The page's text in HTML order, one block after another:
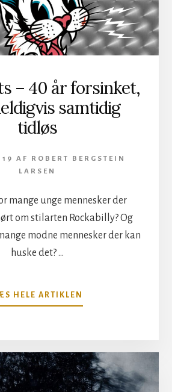
IS
BACK!
– 40 år forsinket,
samtidig
tidløs
AF ROBERT BERGSTEIN
LARSEN
mange unge mennesker der
om stilarten Rockabilly? Og
modne mennesker der kan
huske det? …
HELE ARTIKLEN
STRAY
ÅR
FORSINKET,
MEN